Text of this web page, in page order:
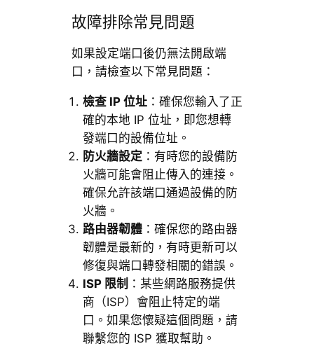
故障排除常見問題
如果設定端口後仍無法開啟端
口，請檢查以下常見問題：
檢查 IP 位址：確保您輸入了正
確的本地 IP 位址，即您想轉
發端口的設備位址。
防火牆設定 ：有時您的設備防
火牆可能會阻止傳入的連接。
確保允許該端口通過設備的防
火牆。
路由器韌體：確保您的路由器
韌體是最新的，有時更新可以
修復與端口轉發相關的錯誤。
ISP 限制 ：某些網路服務提供
商（ISP）會阻止特定的端
口。如果您懷疑這個問題，請
聯繫您的 ISP 獲取幫助。